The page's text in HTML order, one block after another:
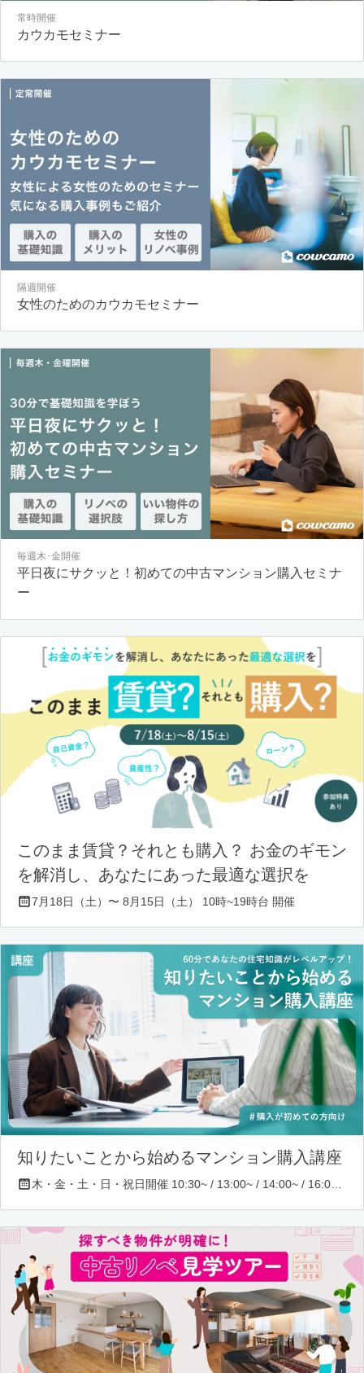
常時開催
カウカモセミナー
隔週開催
女性のためのカウカモセミナー
毎週木･金開催
平日夜にサクッと！初めての中古マンション購入セミナ
ー
このまま賃貸？それとも購入？ お金のギモン
を解消し、あなたにあった最適な選択を
7月18日（土）〜 8月15日（土） 10時~19時台 開催
知りたいことから始めるマンション購入講座